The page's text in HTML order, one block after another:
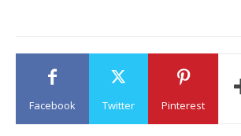
Facebook Twitter Pinterest